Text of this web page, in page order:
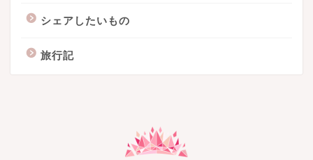
シェアしたいもの
旅行記